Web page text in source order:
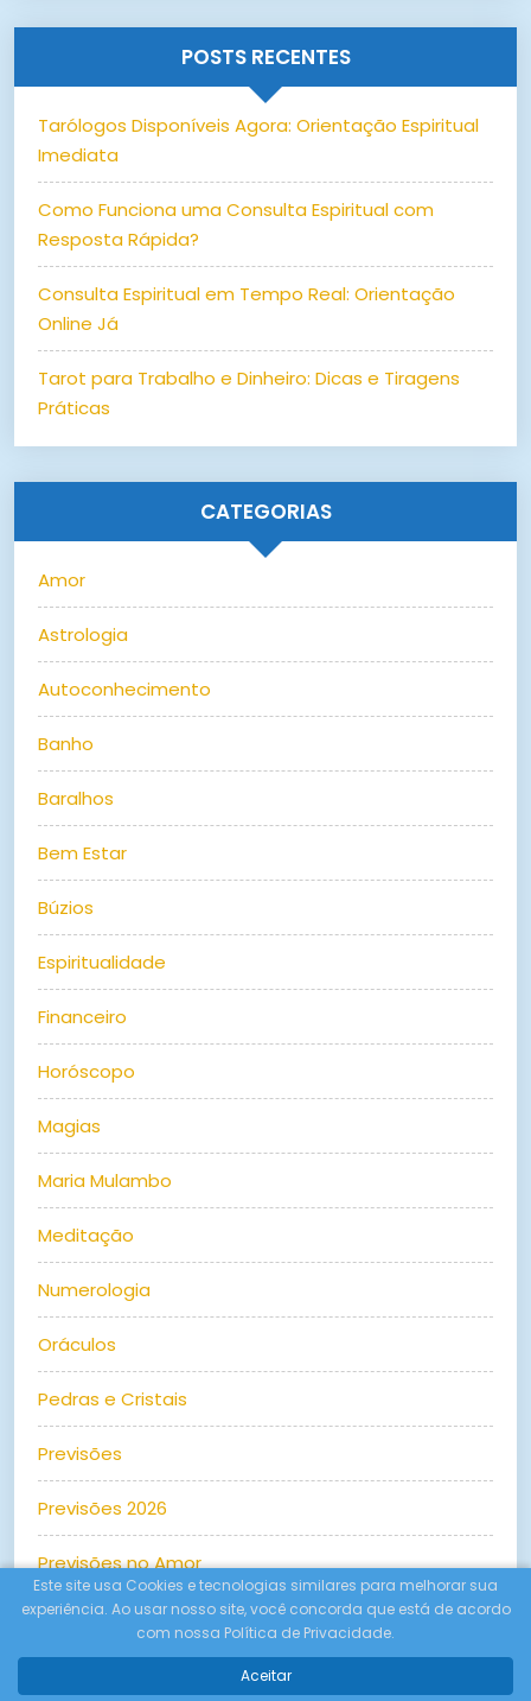
POSTS RECENTES
Tarólogos Disponíveis Agora: Orientação Espiritual
Imediata
Como Funciona uma Consulta Espiritual com
Resposta Rápida?
Consulta Espiritual em Tempo Real: Orientação
Online Já
Tarot para Trabalho e Dinheiro: Dicas e Tiragens
Práticas
CATEGORIAS
Amor
Astrologia
Autoconhecimento
Banho
Baralhos
Bem Estar
Búzios
Espiritualidade
Financeiro
Horóscopo
Magias
Maria Mulambo
Meditação
Numerologia
Oráculos
Pedras e Cristais
Previsões
Previsões 2026
Previsões no Amor
Prosperidade
Este site usa Cookies e tecnologias similares para melhorar sua
experiência. Ao usar nosso site, você concorda que está de acordo
com nossa Política de Privacidade.
Aceitar